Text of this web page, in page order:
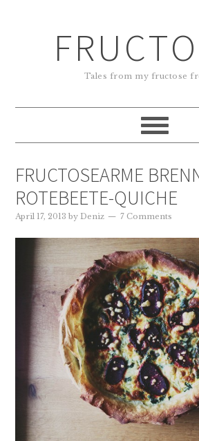
Tales from my fructose
FRUCTOSEARME
ROTEBEETE-QUICHE
April 17, 2013 byDeniz 7 Comments